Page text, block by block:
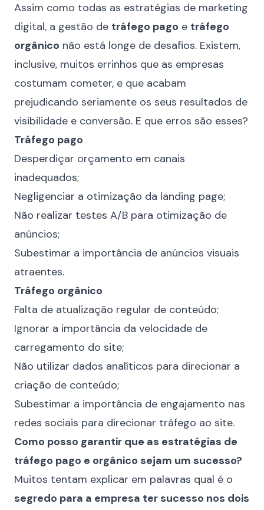
Assim como todas as estratégias de marketing
digital, a gestão de tráfego pago e tráfego
orgânico não está longe de desafios. Existem,
inclusive, muitos errinhos que as empresas
costumam cometer, e que acabam
prejudicando seriamente os seus resultados de
visibilidade e conversão. E que erros são esses?
Tráfego pago
Desperdiçar orçamento em canais
inadequados;
Negligenciar a otimização da landing page;
Não realizar testes A/B para otimização de
anúncios;
Subestimar a importância de anúncios visuais
atraentes.
Tráfego orgânico
Falta de atualização regular de conteúdo;
Ignorar a importância da velocidade de
carregamento do site;
Não utilizar dados analíticos para direcionar a
criação de conteúdo;
Subestimar a importância de engajamento nas
redes sociais para direcionar tráfego ao site.
Como posso garantir que as estratégias de
tráfego pago e orgânico sejam um sucesso?
Muitos tentam explicar em palavras qual é o
segredo para a empresa ter sucesso nos dois